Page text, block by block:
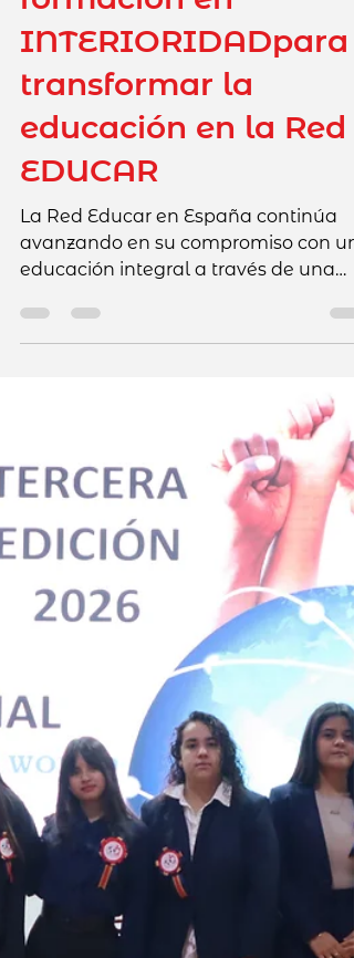
28 abr 2 min de lectura
Las cuatro partes del
corazón: una
formación en
INTERIORIDADpara
educación en la Red
EDUCAR
La Red Educar en España continúa
avanzando en su compromiso con
educación integral a través de una
iniciativa centrada en la interioridad,
uno de los pilares fundamentales de
pedagogía agustiniana. En este
se está desarrollando el taller
formativo “Las cuatro partes del
corazón”, una propuesta que invita a
profundizar en el autoconocimiento,
reflexión y la construcción de una
mirada unificada sobre la persona. La
formación está siendo impartida por
Roberto Qu